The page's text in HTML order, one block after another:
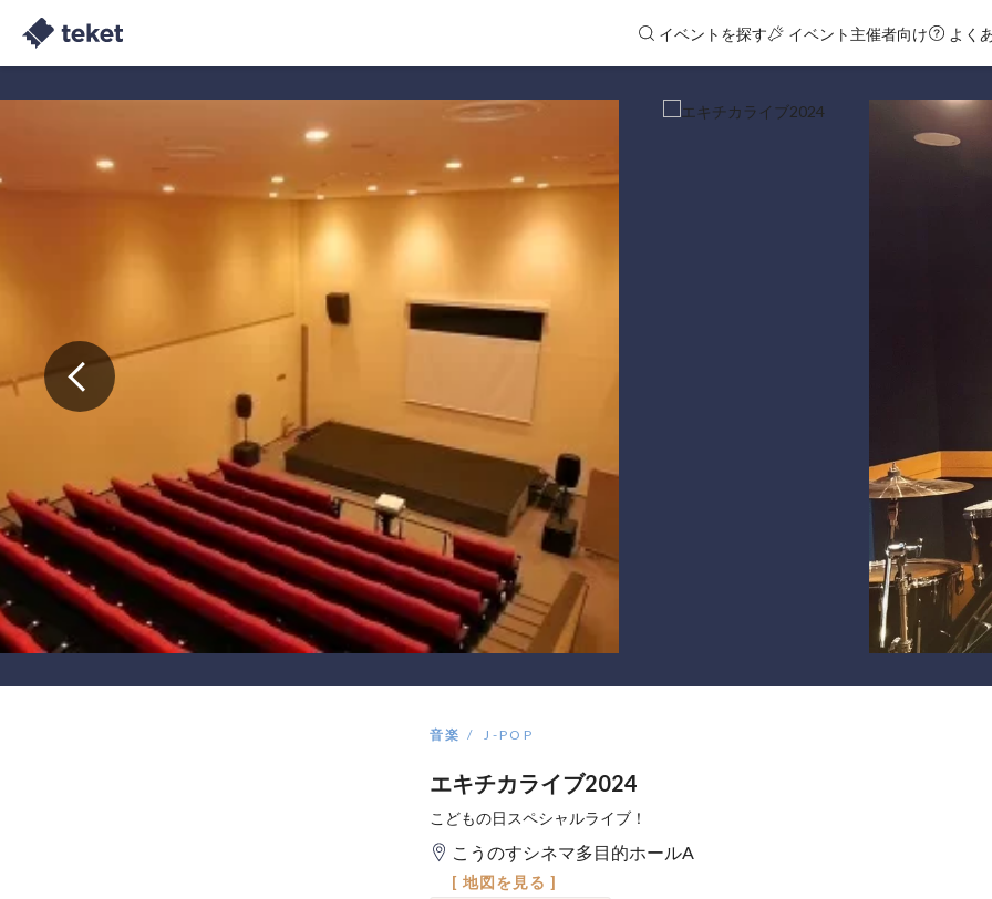
イベントを探す イベント主催者向け よく
音楽 J-POP
エキチカライブ2024
こどもの日スペシャルライブ！
こうのすシネマ多目的ホールA
[ 地図を見る ]